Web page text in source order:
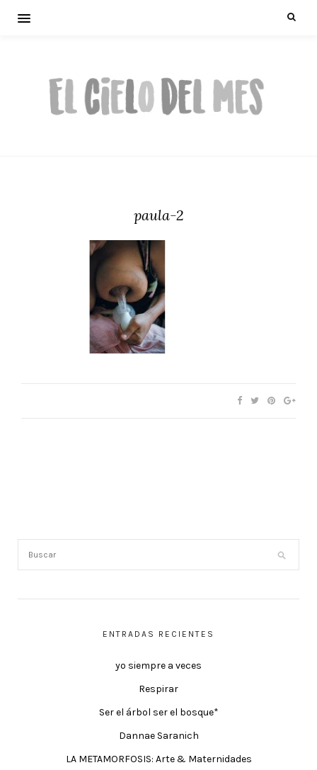
paula-2
ENTRADAS RECIENTES
yo siempre a veces
Respirar
Ser el árbol ser el bosque*
Dannae Saranich
LA METAMORFOSIS: Arte & Maternidades